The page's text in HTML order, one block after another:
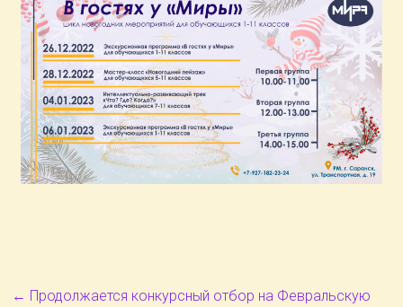
← Продолжается конкурсный отбор на Февральскую